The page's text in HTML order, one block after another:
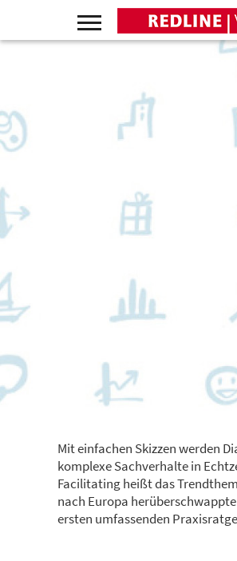
Mit einfachen Skizzen werden
komplexe Sachverhalte in
Facilitating heißt das
nach Europa
ersten umfassenden